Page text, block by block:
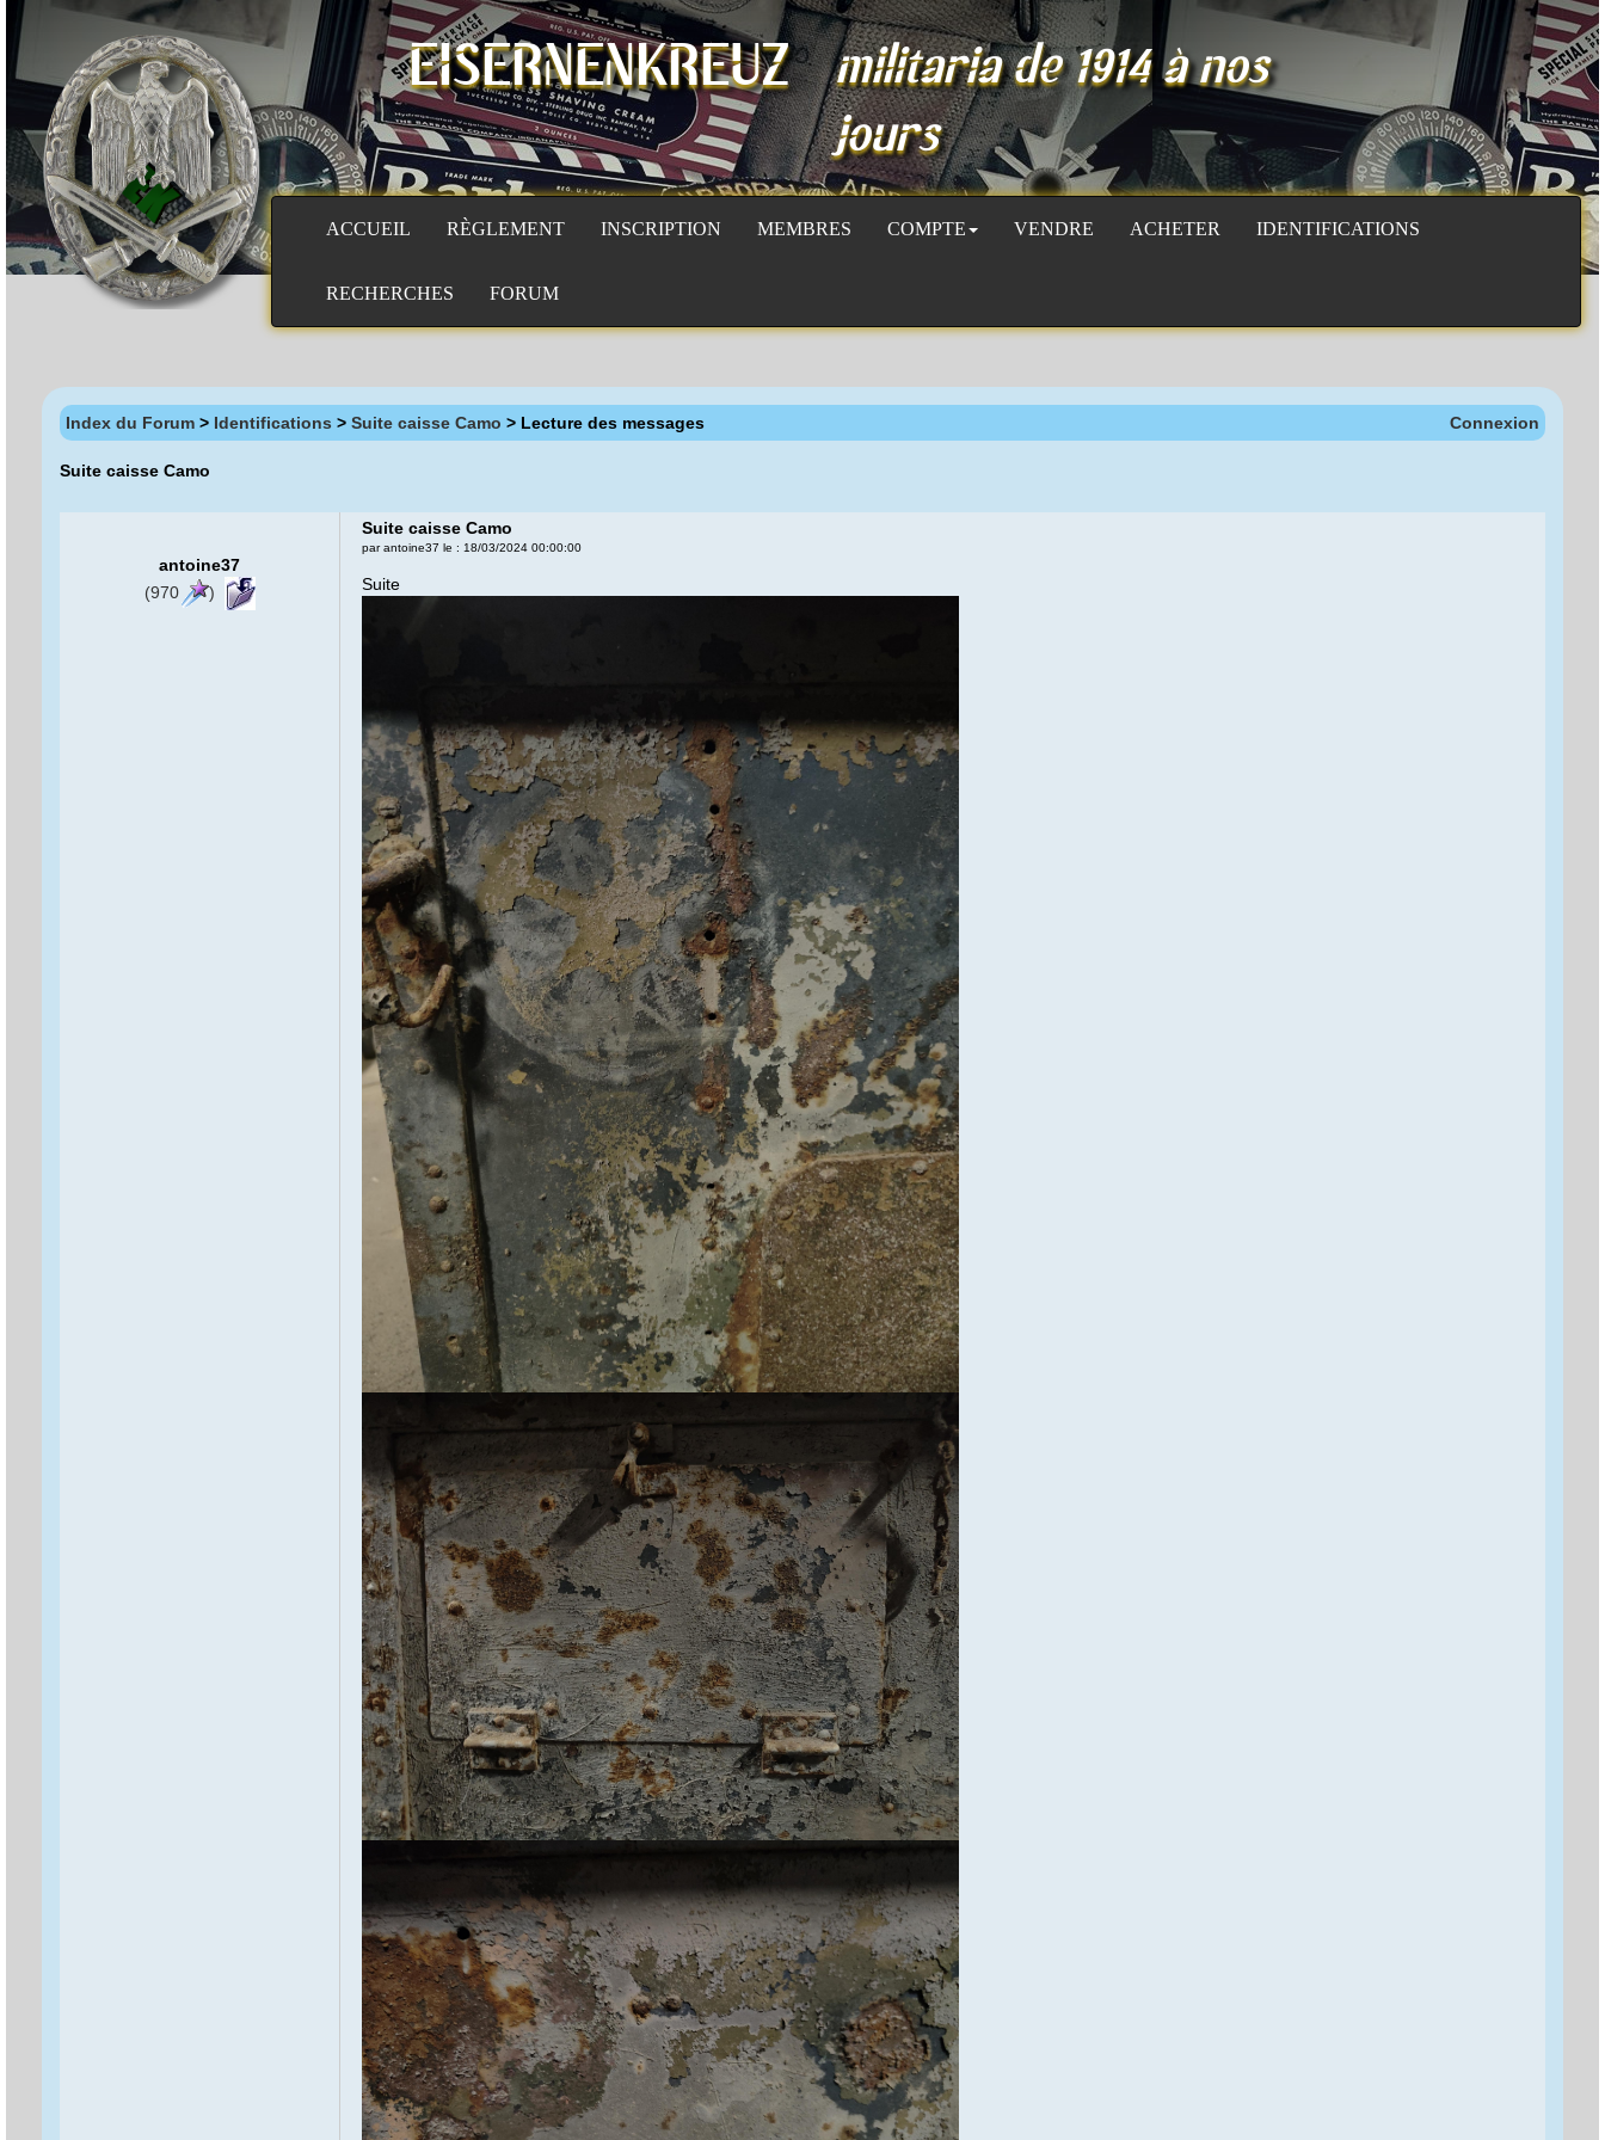
EISERNENKREUZ
militaria de 1914 à nos
jours
ACCUEIL RÈGLEMENT INSCRIPTION MEMBRES COMPTE VENDRE ACHETER IDENTIFICATIONS
RECHERCHES FORUM
Index du Forum > Identifications > Suite caisse Camo > Lecture des messages Connexion
Suite caisse Camo
antoine37
(970
)
Suite caisse Camo
par antoine37 le : 18/03/2024 00:00:00
Suite